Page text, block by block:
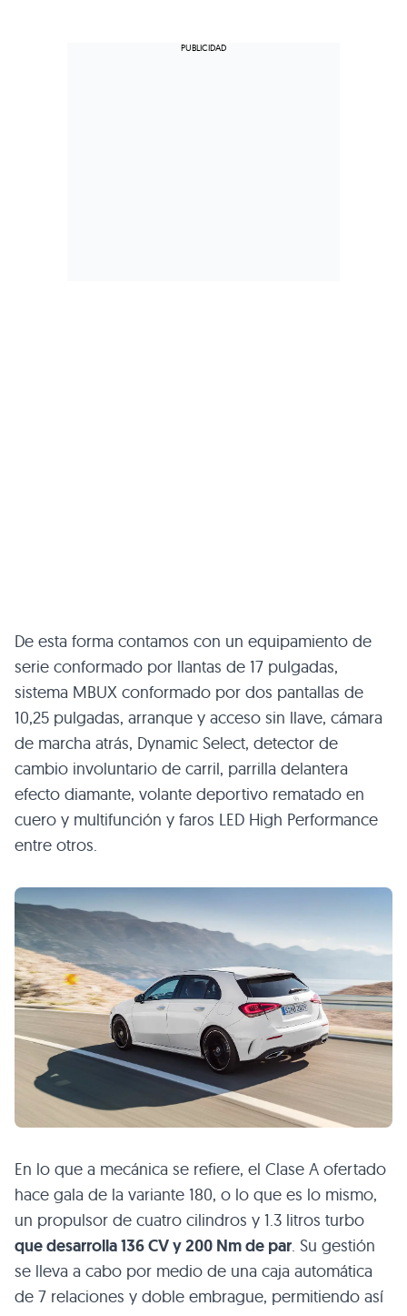
De esta forma contamos con un equipamiento de
serie conformado por llantas de 17 pulgadas,
sistema MBUX conformado por dos pantallas de
10,25 pulgadas, arranque y acceso sin llave, cámara
de marcha atrás, Dynamic Select, detector de
cambio involuntario de carril, parrilla delantera
efecto diamante, volante deportivo rematado en
cuero y multifunción y faros LED High Performance
entre otros.
En lo que a mecánica se refiere, el Clase A ofertado
hace gala de la variante 180, o lo que es lo mismo,
un propulsor de cuatro cilindros y 1.3 litros turbo
que desarrolla 136 CV y 200 Nm de par . Su gestión
se lleva a cabo por medio de una caja automática
de 7 relaciones y doble embrague, permitiendo así